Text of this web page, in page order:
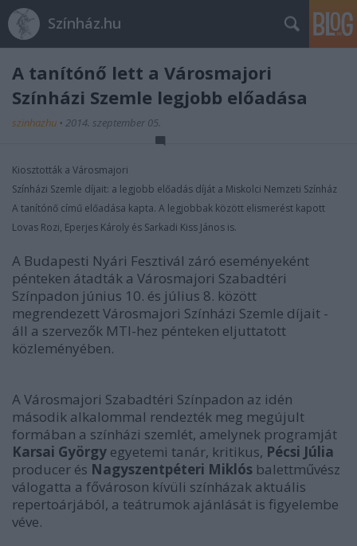
Színház.hu
A tanítónő lett a Városmajori
Színházi Szemle legjobb előadása
szinhazhu • 2014. szeptember 05.
Kiosztották a Városmajori
Színházi Szemle díjait: a legjobb előadás díját a Miskolci Nemzeti Színház
A tanítónő című előadása kapta. A legjobbak között elismerést kapott
Lovas Rozi, Eperjes Károly és Sarkadi Kiss János is.
A Budapesti Nyári Fesztivál záró eseményeként
pénteken átadták a Városmajori Szabadtéri
Színpadon június 10. és július 8. között
megrendezett Városmajori Színházi Szemle díjait -
áll a szervezők MTI-hez pénteken eljuttatott
közleményében.
A Városmajori Szabadtéri Színpadon az idén
második alkalommal rendezték meg megújult
formában a színházi szemlét, amelynek programját
Karsai György egyetemi tanár, kritikus, Pécsi Júlia
producer és Nagyszentpéteri Miklós balettművész
válogatta a fővároson kívüli színházak aktuális
repertoárjából, a teátrumok ajánlását is figyelembe
véve.